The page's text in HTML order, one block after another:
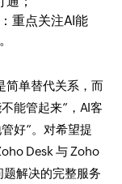
：重点关注AI能
简单替代关系，而
能管起来”，AI客
好”。对希望提
Desk 与 Zoho
解决的完整服务